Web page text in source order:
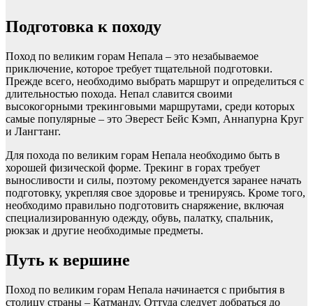
Подготовка к походу
Поход по великим горам Непала – это незабываемое
приключение, которое требует тщательной подготовки.
Прежде всего, необходимо выбрать маршрут и определиться с
длительностью похода. Непал славится своими
высокогорными трекинговыми маршрутами, среди которых
самые популярные – это Эверест Бейс Кэмп, Аннапурна Круг
и Лангтанг.
Для похода по великим горам Непала необходимо быть в
хорошей физической форме. Трекинг в горах требует
выносливости и силы, поэтому рекомендуется заранее начать
подготовку, укрепляя свое здоровье и тренируясь. Кроме того,
необходимо правильно подготовить снаряжение, включая
специализированную одежду, обувь, палатку, спальник,
рюкзак и другие необходимые предметы.
Путь к вершине
Поход по великим горам Непала начинается с прибытия в
столицу страны – Катманду. Оттуда следует добраться до